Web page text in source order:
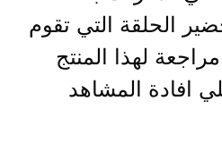
الحلقة التي تقوم
لهذا المنتج
افادة المشاهد